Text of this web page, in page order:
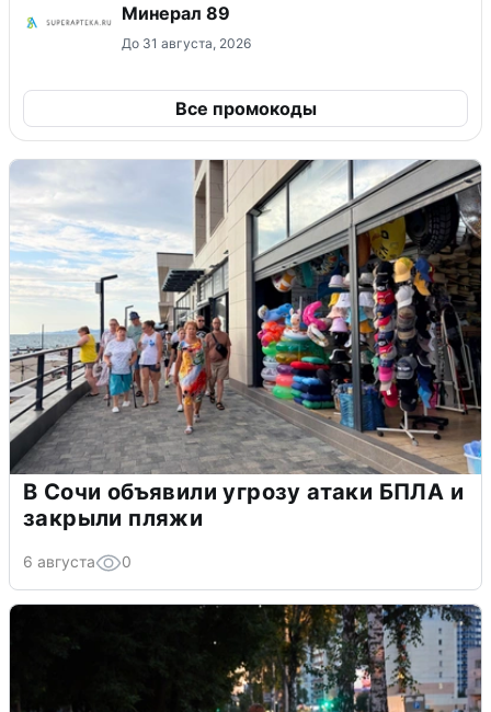
Минерал 89
До 31 августа, 2026
Все промокоды
В Сочи объявили угрозу атаки БПЛА и
закрыли пляжи
6 августа 0